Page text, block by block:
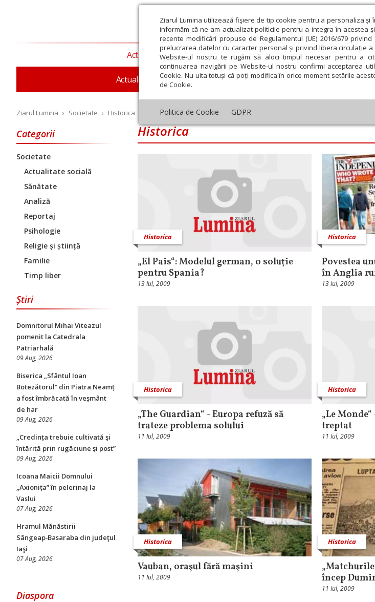
Ziarul Lumina utilizează fişiere de tip cookie pentru a personaliza
informăm că ne-am actualizat politicile pentru a integra în acestea
recente modificări propuse de Regulamentul (UE) 2016/679
prelucrarea datelor cu caracter personal și privind libera circulație
Website-ul nostru te rugăm să aloci timpul necesar pentru a
continuarea navigării pe Website-ul nostru confirmi acceptarea
Cookie. Nu uita totuși că poți modifica în orice moment setările
de Cookie.
Politica de Cookie GDPR
Actualitate religioasă Teologie și spiritualitate Educaţie
Actualitate socială Sănătate Analiză Reportaj
Ziarul Lumina › Societate › Historica
Categorii
Societate
Actualitate socială
Sănătate
Analiză
Reportaj
Psihologie
Religie și știință
Familie
Timp liber
Știri
Domnitorul Mihai Viteazul
pomenit la Catedrala
Patriarhală
09 Aug, 2026
Biserica „Sfântul Ioan
Botezătorul” din Piatra Neamț
a fost îmbrăcată în veșmânt
de har
09 Aug, 2026
„Credința trebuie cultivată şi
întărită prin rugăciune și post”
09 Aug, 2026
Icoana Maicii Domnului
„Axionița” în pelerinaj la
Vaslui
07 Aug, 2026
Hramul Mănăstirii
Sângeap‑Basaraba din judeţul
Iaşi
07 Aug, 2026
Diaspora
Historica
Historica
„El Pais“: Modelul german, o soluţie
pentru Spania?
13 Iul, 2009
Historica
Povestea
în Anglia
13 Iul, 2009
Historica
„The Guardian“ - Europa refuză să
trateze problema solului
11 Iul, 2009
Historica
„Le
treptat
11 Iul, 2009
Historica
Vauban, oraşul fără maşini
11 Iul, 2009
Historica
încep
11 Iul, 2009
August Septembrie Decembrie Februarie